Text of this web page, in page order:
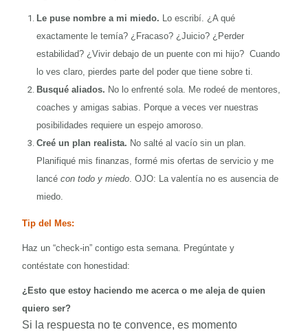
Le puse nombre a mi miedo. Lo escribí. ¿A qué
exactamente le temía? ¿Fracaso? ¿Juicio? ¿Perder
estabilidad? ¿Vivir debajo de un puente con mi hijo? Cuando
lo ves claro, pierdes parte del poder que tiene sobre ti.
Busqué aliados. No lo enfrenté sola. Me rodeé de mentores,
coaches y amigas sabias. Porque a veces ver nuestras
posibilidades requiere un espejo amoroso.
Creé un plan realista. No salté al vacío sin un plan.
Planifiqué mis finanzas, formé mis ofertas de servicio y me
lancécon todo y miedo. OJO: La valentía no es ausencia de
miedo.
Tip del Mes:
Haz un “check-in” contigo esta semana. Pregúntate y
contéstate con honestidad:
¿Esto que estoy haciendo me acerca o me aleja de quien
quiero ser?
Si la respuesta no te convence, es momento